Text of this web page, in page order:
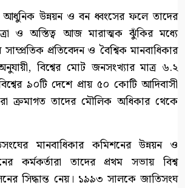
আধুনিক উন্নয়ন ও বন ধ্বংসের ফলে তাদের
ও অস্তিত্ব আজ মারাত্মক ঝুঁকির মধ্যে
প্রতিবেদন ও বৈশ্বিক মানবাধিকার
বিশ্বের মোট জনসংখ্যার মাত্র ৬.২
৯০টি দেশে প্রায় ৫০ কোটি আদিবাসী
ক্রমাগত তাদের মৌলিক অধিকার থেকে
মানবাধিকার কমিশনের উন্নয়ন ও
কর্মকর্তারা তাদের প্রথম সভায় বিশ্ব
সিদ্ধান্ত নেয়। ১৯৯৩ সালকে জাতিসংঘ